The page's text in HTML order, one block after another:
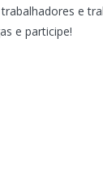
trabalhadores e
e participe!